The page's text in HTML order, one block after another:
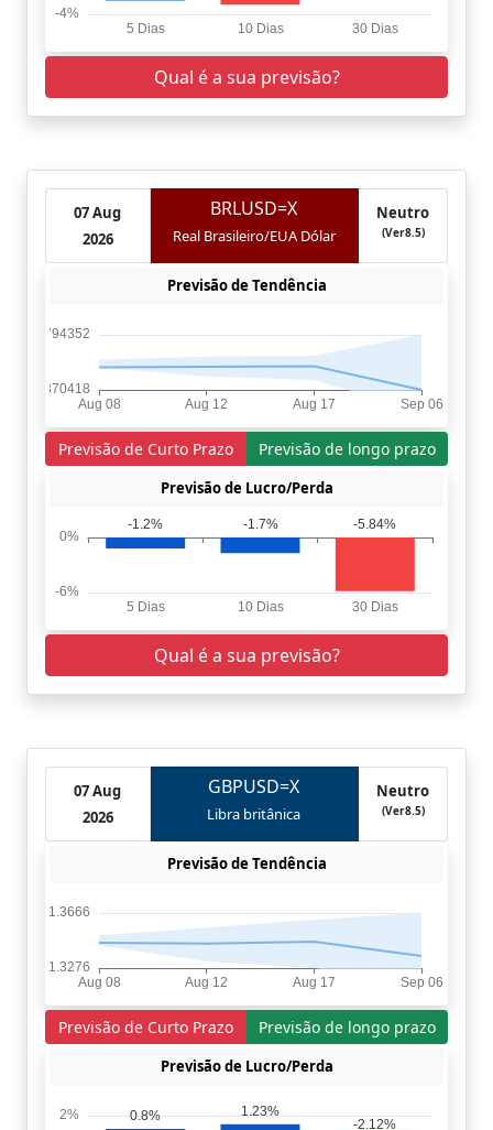
Qual é a sua previsão?
07 Aug
2026
BRLUSD=X
Real Brasileiro/EUA Dólar
Neutro
(Ver8.5)
Previsão de Tendência
Previsão de Curto Prazo Previsão de longo prazo
Previsão de Lucro/Perda
Qual é a sua previsão?
07 Aug
2026
GBPUSD=X
Libra britânica
Neutro
(Ver8.5)
Previsão de Tendência
Previsão de Curto Prazo Previsão de longo prazo
Previsão de Lucro/Perda